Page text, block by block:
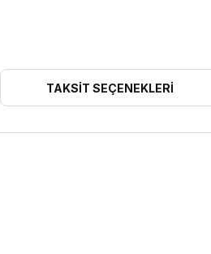
TAKSIT SEÇENEKLERI